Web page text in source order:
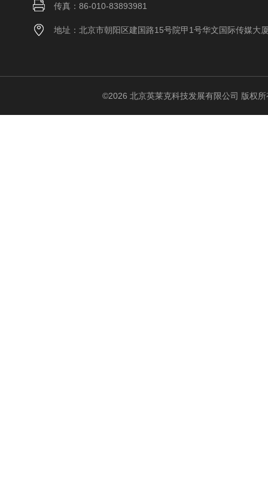
传真：86-010-83893981
地址：北京市朝阳区建国路15号院甲1号华文国际传媒大
©2026 北京英莱克科技发展有限公司 版